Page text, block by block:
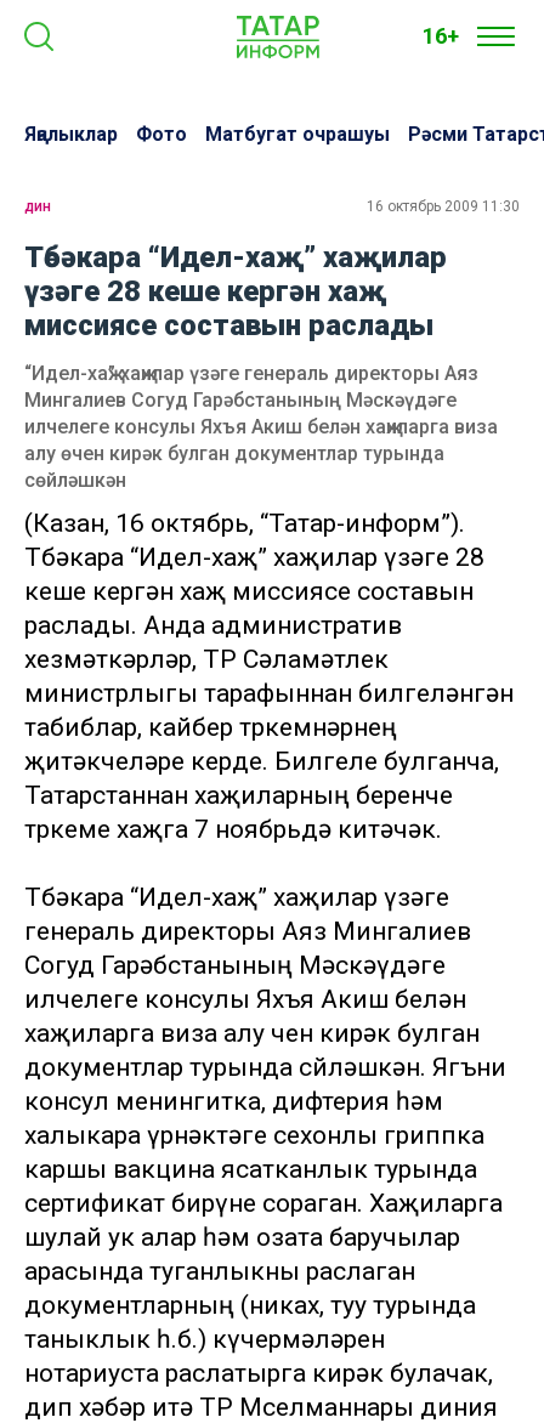
16+
Яңалыклар Фото Матбугат очрашуы Рәсми
дин 16 октябрь 2009 11:30
Төбәкара “Идел-хаҗ” хаҗилар
үзәге 28 кеше кергән хаҗ
миссиясе составын раслады
“Идел-хаҗ” хаҗилар үзәге генераль директоры Аяз
Мингалиев Согуд Гарәбстанының Мәскәүдәге
илчелеге консулы Яхъя Акиш белән хаҗиларга виза
алу өчен кирәк булган документлар турында
сөйләшкән
(Казан, 16 октябрь, “Татар-информ”).
Төбәкара “Идел-хаҗ” хаҗилар үзәге 28
кеше кергән хаҗ миссиясе составын
раслады. Анда административ
хезмәткәрләр, ТР Сәламәтлек
министрлыгы тарафыннан билгеләнгән
табиблар, кайбер төркемнәрнең
җитәкчеләре керде. Билгеле булганча,
Татарстаннан хаҗиларның беренче
төркеме хаҗга 7 ноябрьдә китәчәк.
Төбәкара “Идел-хаҗ” хаҗилар үзәге
генераль директоры Аяз Мингалиев
Согуд Гарәбстанының Мәскәүдәге
илчелеге консулы Яхъя Акиш белән
хаҗиларга виза алу өчен кирәк булган
документлар турында сөйләшкән. Ягъни
консул менингитка, дифтерия һәм
халыкара үрнәктәге сехонлы гриппка
каршы вакцина ясатканлык турында
сертификат бирүне сораган. Хаҗиларга
шулай ук алар һәм озата баручылар
арасында туганлыкны раслаган
документларның (никах, туу турында
таныклык һ.б.) күчермәләрен
нотариуста раслатырга кирәк булачак,
дип хәбәр итә ТР Мөселманнары диния